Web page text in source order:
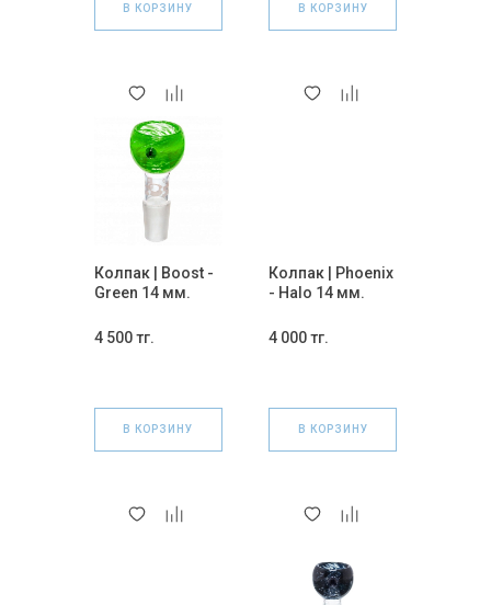
В КОРЗИНУ В КОРЗИНУ
Колпак | Boost -
Green 14 мм.
4 500 тг.
В КОРЗИНУ
Колпак | Phoenix
- Halo 14 мм.
4 000 тг.
В КОРЗИНУ